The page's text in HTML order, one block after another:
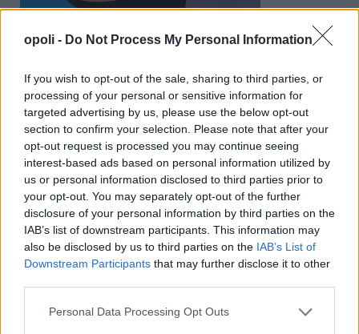
opoli - Do Not Process My Personal Information
If you wish to opt-out of the sale, sharing to third parties, or
processing of your personal or sensitive information for
targeted advertising by us, please use the below opt-out
section to confirm your selection. Please note that after your
opt-out request is processed you may continue seeing
interest-based ads based on personal information utilized by
us or personal information disclosed to third parties prior to
your opt-out. You may separately opt-out of the further
disclosure of your personal information by third parties on the
IAB’s list of downstream participants. This information may
also be disclosed by us to third parties on the IAB’s List of
Downstream Participants that may further disclose it to other
Personal Data Processing Opt Outs